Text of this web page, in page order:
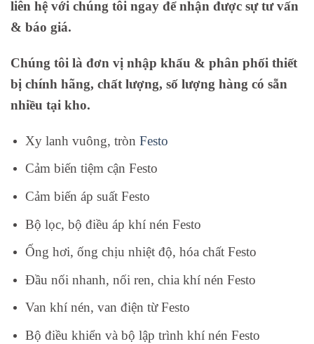
liên hệ với chúng tôi ngay để nhận được sự tư vấn
& báo giá.
Chúng tôi là đơn vị nhập khẩu & phân phối thiết
bị chính hãng, chất lượng, số lượng hàng có sẵn
nhiều tại kho.
Xy lanh vuông, tròn Festo
Cảm biến tiệm cận Festo
Cảm biến áp suất Festo
Bộ lọc, bộ điều áp khí nén Festo
Ống hơi, ống chịu nhiệt độ, hóa chất Festo
Đầu nối nhanh, nối ren, chia khí nén Festo
Van khí nén, van điện từ Festo
Bộ điều khiển và bộ lập trình khí nén Festo